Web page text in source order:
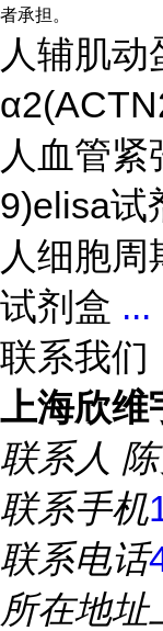
者承担。
人辅肌动
人血管
9)elisa试
人细胞
试剂盒 ...
联系我们
上海欣维
联系人
联系手机
联系电话
所在地址